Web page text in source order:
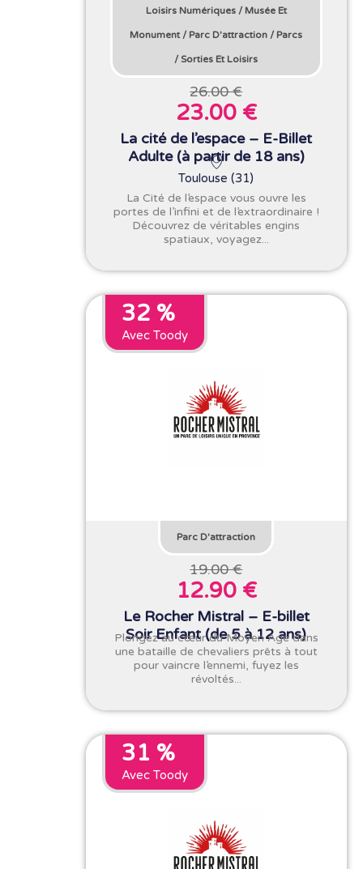
Loisirs Numériques/ Musée Et
Monument/ Parc D'attraction / Parcs
/Sorties Et Loisirs
26.00 €
23.00 €
La cité de l’espace – E-Billet
Adulte (à partir de 18 ans)
Toulouse (31)
La Cité de l’espace vous ouvre les
portes de l’infini et de l’extraordinaire !
Découvrez de véritables engins
spatiaux, voyagez...
32 %
Avec Toody
Parc D'attraction
19.00 €
12.90 €
Le Rocher Mistral – E-billet
Soir Enfant (de 5 à 12 ans)
Plongez au cœur du Moyen Age dans
une bataille de chevaliers prêts à tout
pour vaincre l’ennemi, fuyez les
révoltés...
31 %
Avec Toody